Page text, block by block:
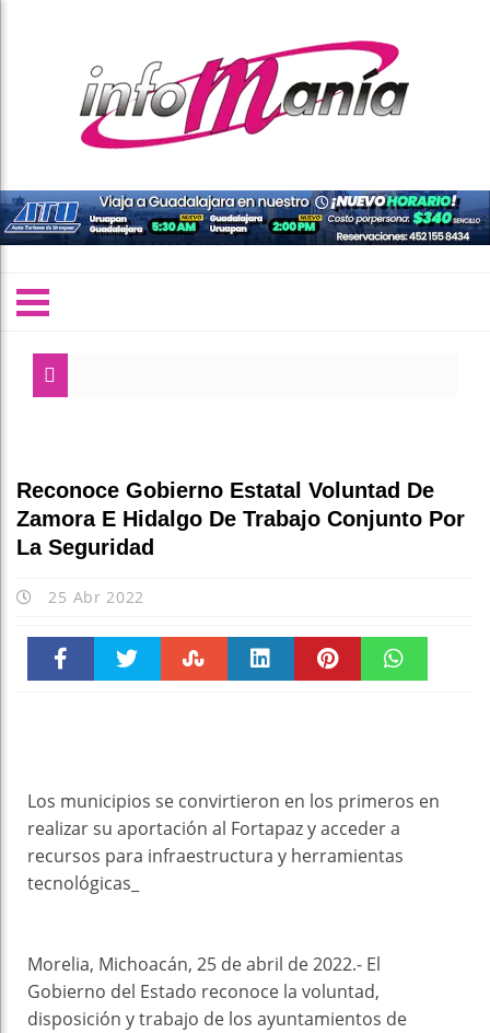
Reconoce Gobierno Estatal Voluntad De
Zamora E Hidalgo De Trabajo Conjunto Por
La Seguridad
25 Abr 2022
Los municipios se convirtieron en los primeros en
realizar su aportación al Fortapaz y acceder a
recursos para infraestructura y herramientas
tecnológicas_
Morelia, Michoacán, 25 de abril de 2022.- El
Gobierno del Estado reconoce la voluntad,
disposición y trabajo de los ayuntamientos de